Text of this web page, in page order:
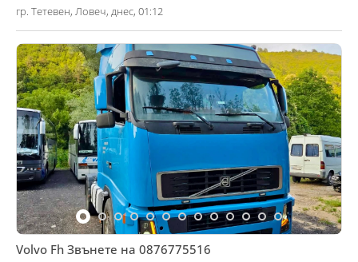
гр. Тетевен, Ловеч, днес, 01:12
Volvo Fh Звънете на 0876775516